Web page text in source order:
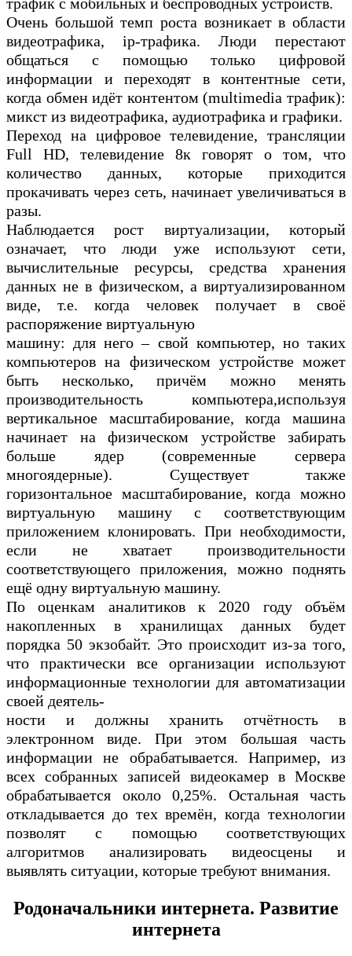
Очень большой темп роста возникает в области
видеотрафика, ip-трафика. Люди перестают
общаться с помощью только цифровой
информации и переходят в контентные сети,
когда обмен идёт контентом (multimedia трафик):
микст из видеотрафика, аудиотрафика и графики.
Переход на цифровое телевидение, трансляции
Full HD, телевидение 8к говорят о том, что
количество данных, которые приходится
прокачивать через сеть, начинает увеличиваться в
разы.
Наблюдается рост виртуализации, который
означает, что люди уже используют сети,
вычислительные ресурсы, средства хранения
данных не в физическом, а виртуализированном
виде, т.е. когда человек получает в своё
распоряжение виртуальную
машину: для него – свой компьютер, но таких
компьютеров на физическом устройстве может
быть несколько, причём можно менять
производительность компьютера,используя
вертикальное масштабирование, когда машина
начинает на физическом устройстве забирать
больше ядер (современные сервера
многоядерные). Существует также
горизонтальное масштабирование, когда можно
виртуальную машину с соответствующим
приложением клонировать. При необходимости,
если не хватает производительности
соответствующего приложения, можно поднять
ещё одну виртуальную машину.
По оценкам аналитиков к 2020 году объём
накопленных в хранилищах данных будет
порядка 50 экзобайт. Это происходит из-за того,
что практически все организации используют
информационные технологии для автоматизации
своей деятель-
ности и должны хранить отчётность в
электронном виде. При этом большая часть
информации не обрабатывается. Например, из
всех собранных записей видеокамер в Москве
обрабатывается около 0,25%. Остальная часть
откладывается до тех времён, когда технологии
позволят с помощью соответствующих
алгоритмов анализировать видеосцены и
выявлять ситуации, которые требуют внимания.
Родоначальники интернета. Развитие
интернета